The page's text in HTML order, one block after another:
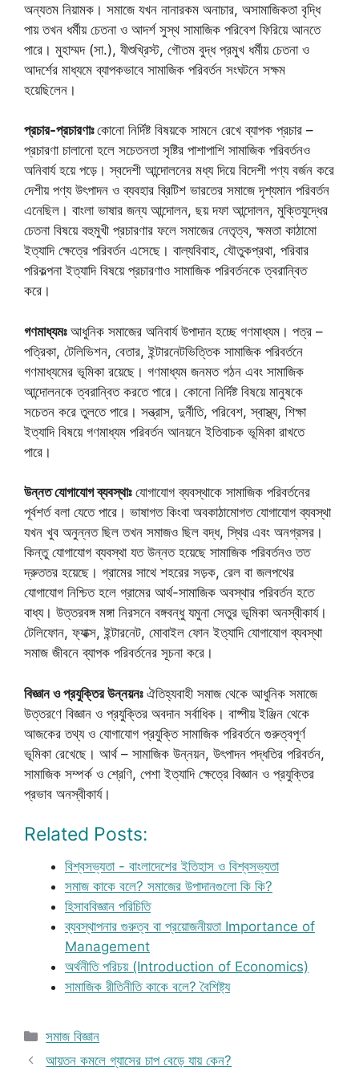
অন্যতম নিয়ামক। সমাজে যখন নানারকম অনাচার, অসামাজিকতা বৃদ্ধি
পায় তখন ধর্মীয় চেতনা ও আদর্শ সুস্থ সামাজিক পরিবেশ ফিরিয়ে আনতে
পারে। মুহাম্মদ (সা.), যীশুখ্রিস্ট, গৌতম বুদ্ধ প্রমুখ ধর্মীয় চেতনা ও
আদর্শের মাধ্যমে ব্যাপকভাবে সামাজিক পরিবর্তন সংঘটনে সক্ষম
হয়েছিলেন।
প্রচার-প্রচারণাঃকোনো নির্দিষ্ট বিষয়কে সামনে রেখে ব্যাপক প্রচার –
প্রচারণা চালানো হলে সচেতনতা সৃষ্টির পাশাপাশি সামাজিক পরিবর্তনও
অনিবার্য হয়ে পড়ে। স্বদেশী আন্দোলনের মধ্য দিয়ে বিদেশী পণ্য বর্জন করে
দেশীয় পণ্য উৎপাদন ও ব্যবহার ব্রিটিশ ভারতের সমাজে দৃশ্যমান পরিবর্তন
এনেছিল। বাংলা ভাষার জন্য আন্দোলন, ছয় দফা আন্দোলন, মুক্তিযুদ্ধের
চেতনা বিষয়ে বহুমুখী প্রচারণার ফলে সমাজের নেতৃত্ব, ক্ষমতা কাঠামো
ইত্যাদি ক্ষেত্রে পরিবর্তন এসেছে। বাল্যবিবাহ, যৌতুকপ্রথা, পরিবার
পরিকল্পনা ইত্যাদি বিষয়ে প্রচারণাও সামাজিক পরিবর্তনকে ত্বরান্বিত
করে।
গণমাধ্যমঃআধুনিক সমাজের অনিবার্য উপাদান হচ্ছে গণমাধ্যম। পত্র –
পত্রিকা, টেলিভিশন, বেতার, ইন্টারনেটভিত্তিক সামাজিক পরিবর্তনে
গণমাধ্যমের ভূমিকা রয়েছে। গণমাধ্যম জনমত গঠন এবং সামাজিক
আন্দোলনকে ত্বরান্বিত করতে পারে। কোনো নির্দিষ্ট বিষয়ে মানুষকে
সচেতন করে তুলতে পারে। সন্ত্রাস, দুর্নীতি, পরিবেশ, স্বাস্থ্য, শিক্ষা
ইত্যাদি বিষয়ে গণমাধ্যম পরিবর্তন আনয়নে ইতিবাচক ভূমিকা রাখতে
পারে।
উন্নত যোগাযোগ ব্যবস্থাঃযোগাযোগ ব্যবস্থাকে সামাজিক পরিবর্তনের
পূর্বশর্ত বলা যেতে পারে। ভাষাগত কিংবা অবকাঠামোগত যোগাযোগ ব্যবস্থা
যখন খুব অনুন্নত ছিল তখন সমাজও ছিল বদ্ধ, স্থির এবং অনগ্রসর।
কিন্তু যোগাযোগ ব্যবস্থা যত উন্নত হয়েছে সামাজিক পরিবর্তনও তত
দ্রুততর হয়েছে। গ্রামের সাথে শহরের সড়ক, রেল বা জলপথের
যোগাযোগ নিশ্চিত হলে গ্রামের আর্থ-সামাজিক অবস্থার পরিবর্তন হতে
বাধ্য। উত্তরবঙ্গ মঙ্গা নিরসনে বঙ্গবন্ধু যমুনা সেতুর ভূমিকা অনস্বীকার্য।
টেলিফোন, ফ্যাক্স, ইন্টারনেট, মোবাইল ফোন ইত্যাদি যোগাযোগ ব্যবস্থা
সমাজ জীবনে ব্যাপক পরিবর্তনের সূচনা করে।
বিজ্ঞান ও প্রযুক্তির উন্নয়নঃঐতিহ্যবাহী সমাজ থেকে আধুনিক সমাজে
উত্তরণে বিজ্ঞান ও প্রযুক্তির অবদান সর্বাধিক। বাষ্পীয় ইঞ্জিন থেকে
আজকের তথ্য ও যোগাযোগ প্রযুক্তি সামাজিক পরিবর্তনে গুরুত্বপূর্ণ
ভূমিকা রেখেছে। আর্থ – সামাজিক উন্নয়ন, উৎপাদন পদ্ধতির পরিবর্তন,
সামাজিক সম্পর্ক ও শ্রেণি, পেশা ইত্যাদি ক্ষেত্রে বিজ্ঞান ও প্রযুক্তির
প্রভাব অনস্বীকার্য।
Related Posts:
বিশ্বসভ্যতা - বাংলাদেশের ইতিহাস ও বিশ্বসভ্যতা
সমাজ কাকে বলে? সমাজের উপাদানগুলো কি কি?
হিসাববিজ্ঞান পরিচিতি
ব্যবস্থাপনার গুরুত্ব বা প্রয়োজনীয়তা Importance of
Management
অর্থনীতি পরিচয় (Introduction of Economics)
সামাজিক রীতিনীতি কাকে বলে? বৈশিষ্ট্য
Categories
সমাজ বিজ্ঞান
আয়তন কমলে গ্যাসের চাপ বেড়ে যায় কেন?